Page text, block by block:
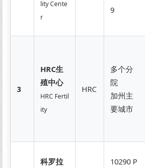
lity Cente
r
9
3
HRC生
殖中心
HRC Fertil
ity
HRC
多个分
院
加州主
要城市
科罗拉
10290 P